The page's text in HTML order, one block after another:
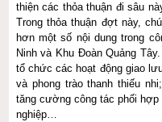
thiện các thỏa thuận đi sâu
Trong thỏa thuận đợt này,
hơn một số nội dung trong
Ninh và Khu Đoàn Quảng
tổ chức các hoạt động giao
và phong trào thanh thiếu
tăng cường công tác phối
nghiệp…